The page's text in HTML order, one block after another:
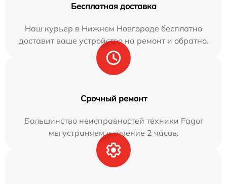
Бесплатная доставка
Наш курьер в Нижнем Новгороде бесплатно
доставит ваше устройство на ремонт и обратно.
Срочный ремонт
Большинство неисправностей техники Fagor
мы устраняем в течение 2 часов.